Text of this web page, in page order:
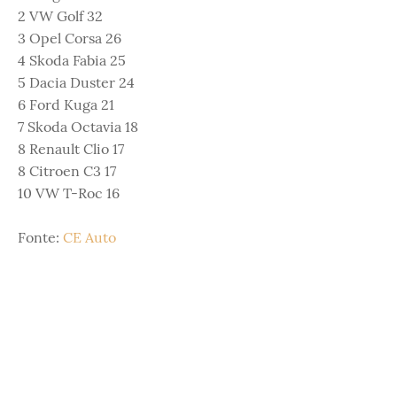
2 VW Golf 32
3 Opel Corsa 26
4 Skoda Fabia 25
5 Dacia Duster 24
6 Ford Kuga 21
7 Skoda Octavia 18
8 Renault Clio 17
8 Citroen C3 17
10 VW T-Roc 16
Fonte: CE Auto